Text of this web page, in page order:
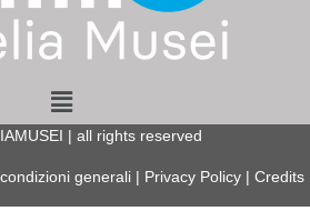
Menu
| all rights reserved
generali Privacy Policy Credits